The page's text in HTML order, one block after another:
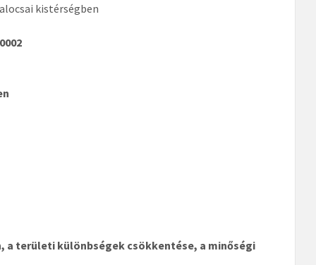
kistérségben
a területi különbségek csökkentése, a minőségi